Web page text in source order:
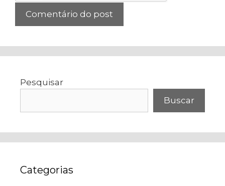
Pesquisar
Buscar
Categorias